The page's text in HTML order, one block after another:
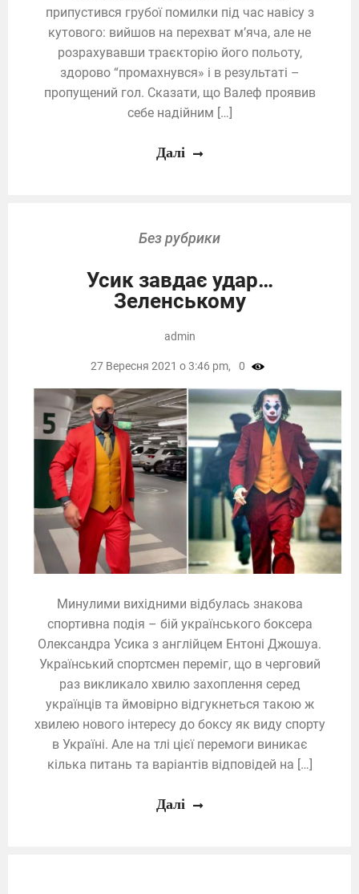
припустився грубої помилки під час навісу з
кутового: вийшов на перехват м’яча, але не
розрахувавши траєкторію його польоту,
здорово “промахнувся» і в результаті –
пропущений гол. Сказати, що Валеф проявив
себе надійним […]
Далі
Без рубрики
Усик завдає удар…
Зеленському
Минулими вихідними відбулась знакова
спортивна подія – бій українського боксера
Олександра Усика з англійцем Ентоні Джошуа.
Український спортсмен переміг, що в черговий
раз викликало хвилю захоплення серед
українців та ймовірно відгукнеться такою ж
хвилею нового інтересу до боксу як виду спорту
в Україні. Але на тлі цієї перемоги виникає
кілька питань та варіантів відповідей на […]
admin
27 Вересня 2021 о 3:46 pm, 0
Далі